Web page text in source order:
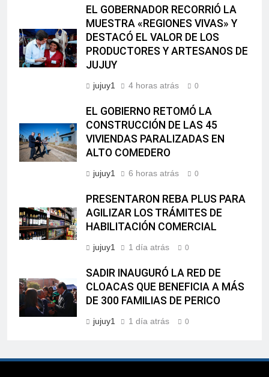
EL GOBERNADOR RECORRIÓ LA
MUESTRA «REGIONES VIVAS» Y
DESTACÓ EL VALOR DE LOS
PRODUCTORES Y ARTESANOS DE
JUJUY
jujuy1 4 horas atrás 0
EL GOBIERNO RETOMÓ LA
CONSTRUCCIÓN DE LAS 45
VIVIENDAS PARALIZADAS EN
ALTO COMEDERO
jujuy1 6 horas atrás 0
PRESENTARON REBA PLUS PARA
AGILIZAR LOS TRÁMITES DE
HABILITACIÓN COMERCIAL
jujuy1 1 día atrás 0
SADIR INAUGURÓ LA RED DE
CLOACAS QUE BENEFICIA A MÁS
DE 300 FAMILIAS DE PERICO
jujuy1 1 día atrás 0